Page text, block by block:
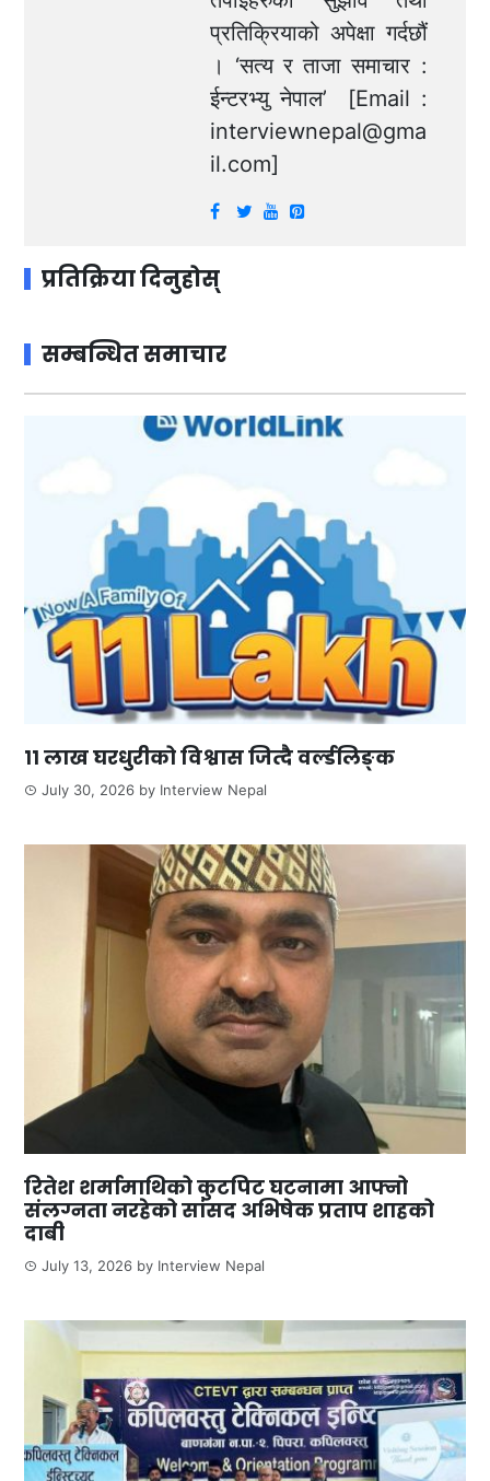
प्रतिक्रियाको अपेक्षा गर्दछौं
। ‘सत्य र ताजा समाचार :
ईन्टरभ्यु नेपाल’ [Email :
interviewnepal@gma
il.com]
प्रतिक्रिया दिनुहोस्
सम्बन्धित समाचार
११ लाख घरधुरीको विश्वास जित्दै वर्ल्डलिङ्क
July 30, 2026 by Interview Nepal
रितेश शर्मामाथिको कुटपिट घटनामा आफ्नो
संलग्नता नरहेको सांसद अभिषेक प्रताप शाहको
दाबी
July 13, 2026 by Interview Nepal